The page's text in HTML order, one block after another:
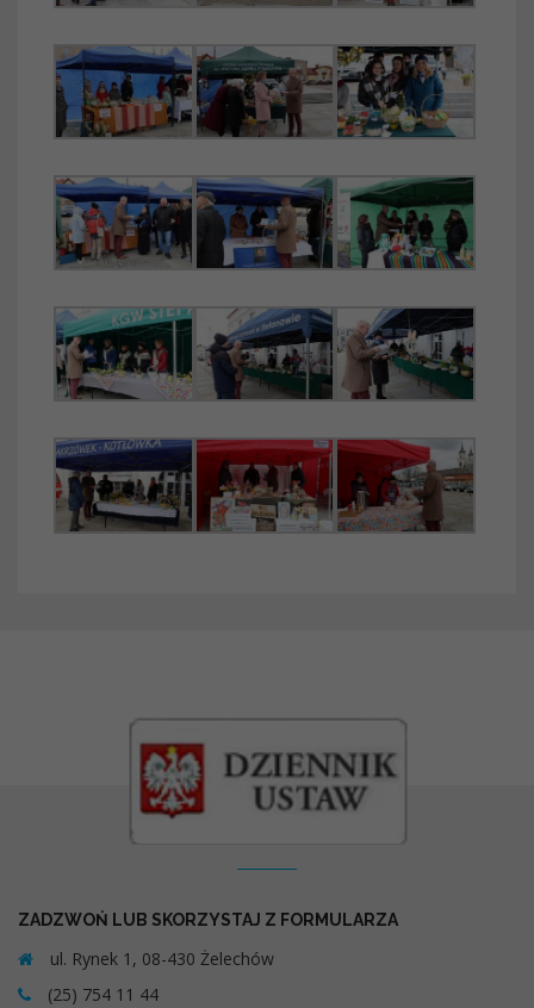
ZADZWOŃ LUB SKORZYSTAJ Z FORMULARZA
ul. Rynek 1, 08-430 Żelechów
(25) 754 11 44